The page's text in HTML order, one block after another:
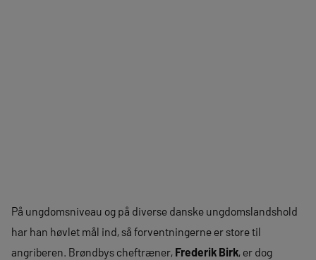
På ungdomsniveau og på diverse danske ungdomslandshold
har han høvlet mål ind, så forventningerne er store til
angriberen. Brøndbys cheftræner, Frederik Birk, er dog